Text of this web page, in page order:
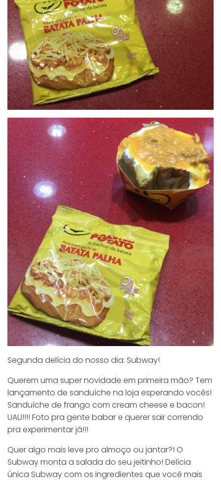
Segunda delícia do nosso dia: Subway!
Querem uma super novidade em primeira mão? Tem
lançamento de sanduíche na loja esperando vocês!
Sanduíche de frango com cream cheese e bacon!
UAU!!!! Foto pra gente babar e querer sair correndo
pra experimentar já!!!
Quer algo mais leve pro almoço ou jantar?! O
Subway monta a salada do seu jeitinho! Delícia
única Subway com os ingredientes que você mais